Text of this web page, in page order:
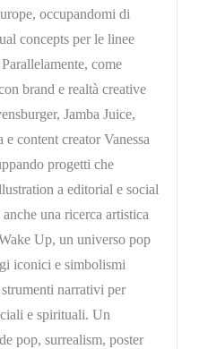
occupandomi di
concepts per le linee
come
brand e realtà creative
Jamba Juice,
content creator Vanessa
progetti che
a editorial e social
una ricerca artistica
Up, un universo pop
iconici e simbolismi
narrativi per
e spirituali. Un
pop, surrealism, poster